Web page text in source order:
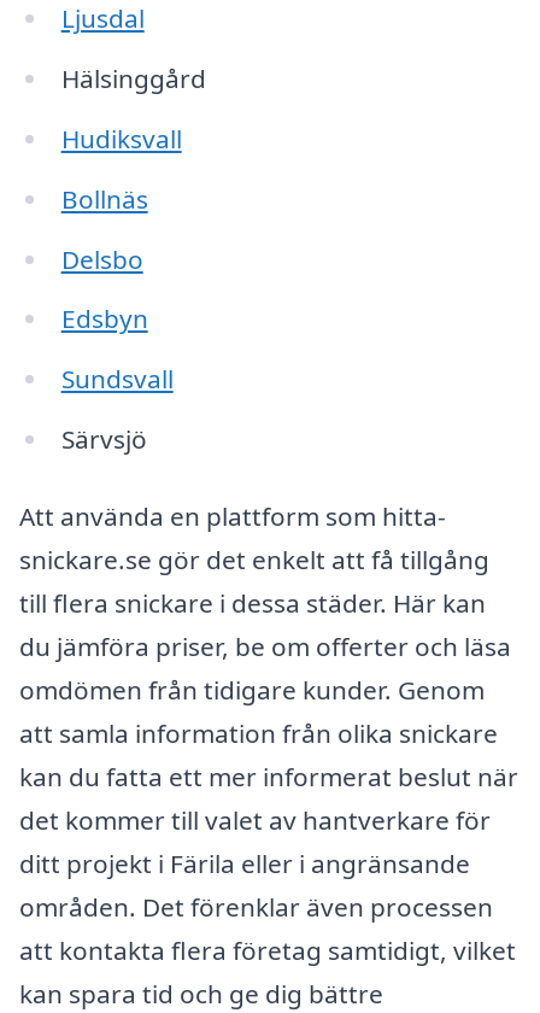
Ljusdal
Hälsinggård
Hudiksvall
Bollnäs
Delsbo
Edsbyn
Sundsvall
Särvsjö
Att använda en plattform som hitta-
snickare.se gör det enkelt att få tillgång
till flera snickare i dessa städer. Här kan
du jämföra priser, be om offerter och läsa
omdömen från tidigare kunder. Genom
att samla information från olika snickare
kan du fatta ett mer informerat beslut när
det kommer till valet av hantverkare för
ditt projekt i Färila eller i angränsande
områden. Det förenklar även processen
att kontakta flera företag samtidigt, vilket
kan spara tid och ge dig bättre